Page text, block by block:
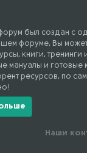
был создан с
форуме, Вы
книги, тренинги
мануалы и готовые
ресурсов, по
Наши